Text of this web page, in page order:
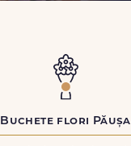
Buchete flori Păușa